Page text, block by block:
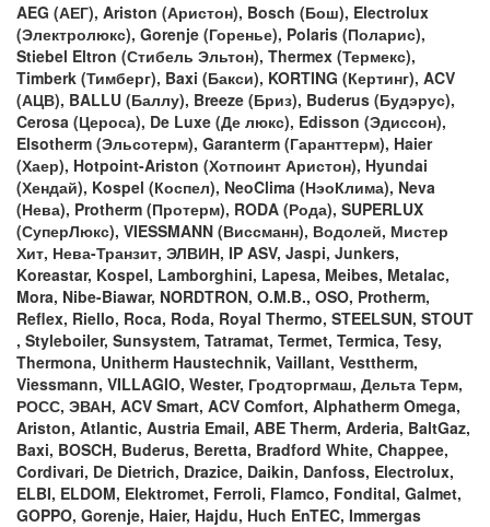
AEG (АЕГ), Ariston (Аристон), Bosch (Бош), Electrolux
(Электролюкс), Gorenje (Горенье), Polaris (Поларис),
Stiebel Eltron (Стибель Эльтон), Thermex (Термекс),
Timberk (Тимберг), Baxi (Бакси), KORTING (Кертинг), ACV
(АЦВ), BALLU (Баллу), Breeze (Бриз), Buderus (Будэрус),
Cerosa (Цероса), De Luxe (Де люкс), Edisson (Эдиссон),
Elsotherm (Эльсотерм), Garanterm (Гаранттерм), Haier
(Хаер), Hotpoint-Ariston (Хотпоинт Аристон), Hyundai
(Хендай), Kospel (Коспел), NeoClima (НэоКлима), Neva
(Нева), Protherm (Протерм), RODA (Рода), SUPERLUX
(СуперЛюкс), VIESSMANN (Виссманн), Водолей, Мистер
Хит, Нева-Транзит, ЭЛВИН, IP ASV, Jaspi, Junkers,
Koreastar, Kospel, Lamborghini, Lapesa, Meibes, Metalac,
Mora, Nibe-Biawar, NORDTRON, O.M.B., OSO, Protherm,
Reflex, Riello, Roca, Roda, Royal Thermo, STEELSUN, STOUT
, Styleboiler, Sunsystem, Tatramat, Termet, Termica, Tesy,
Thermona, Unitherm Haustechnik, Vaillant, Vesttherm,
Viessmann, VILLAGIO, Wester, Гродторгмаш, Дельта Терм,
РОСС, ЭВАН, ACV Smart, ACV Comfort, Alphatherm Omega,
Ariston, Atlantic, Austria Email, ABE Therm, Arderia, BaltGaz,
Baxi, BOSCH, Buderus, Beretta, Bradford White, Chappee,
Cordivari, De Dietrich, Drazice, Daikin, Danfoss, Electrolux,
ELBI, ELDOM, Elektromet, Ferroli, Flamco, Fondital, Galmet,
GOPPO, Gorenje, Haier, Hajdu, Huch EnTEC, Immergas